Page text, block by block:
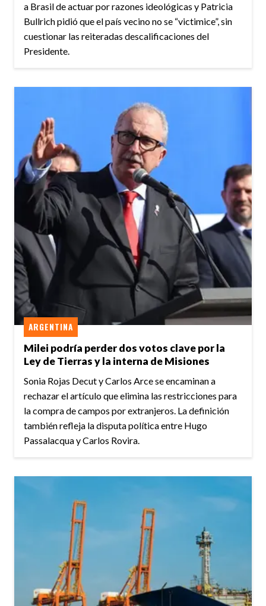
a Brasil de actuar por razones ideológicas y Patricia
Bullrich pidió que el país vecino no se “victimice”, sin
cuestionar las reiteradas descalificaciones del
Presidente.
Milei podría perder dos votos clave por la
Ley de Tierras y la interna de Misiones
ARGENTINA
Sonia Rojas Decut y Carlos Arce se encaminan a
rechazar el artículo que elimina las restricciones para
la compra de campos por extranjeros. La definición
también refleja la disputa política entre Hugo
Passalacqua y Carlos Rovira.